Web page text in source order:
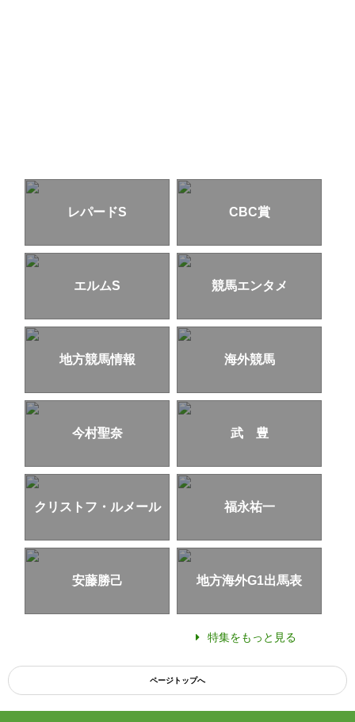
レパードS CBC賞
エルムS 競馬エンタメ
地方競馬情報 海外競馬
今村聖奈 武 豊
クリストフ・ルメール 福永祐一
安藤勝己 地方海外G1出馬表
特集をもっと見る
ページトップへ